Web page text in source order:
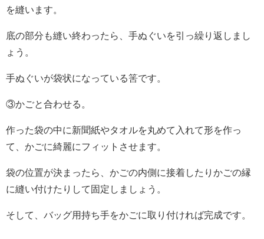
を縫います。
底の部分も縫い終わったら、手ぬぐいを引っ繰り返しまし
ょう。
手ぬぐいが袋状になっている筈です。
③かごと合わせる。
作った袋の中に新聞紙やタオルを丸めて入れて形を作っ
て、かごに綺麗にフィットさせます。
袋の位置が決まったら、かごの内側に接着したりかごの縁
に縫い付けたりして固定しましょう。
そして、バッグ用持ち手をかごに取り付ければ完成です。